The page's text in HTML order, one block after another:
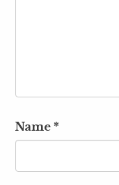
Name *